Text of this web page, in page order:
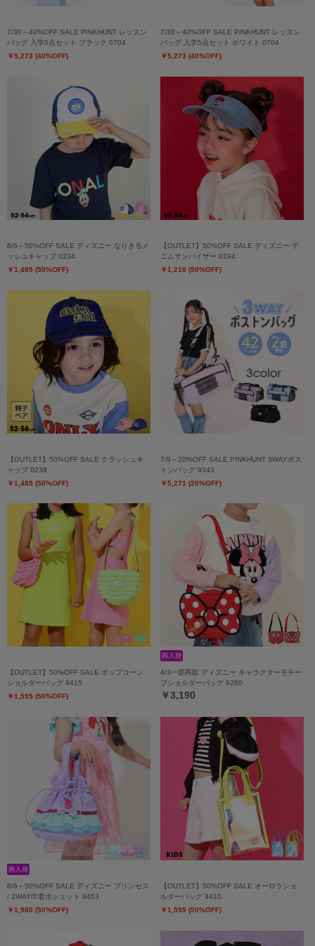
7/30～40%OFF SALE PINKHUNT レッスン
バッグ 入学5点セット ブラック 0704
￥5,273 (40%OFF)
7/30～40%OFF SALE PINKHUNT レッスン
バッグ 入学5点セット ホワイト 0704
￥5,273 (40%OFF)
8/6～50%OFF SALE ディズニー なりきるメ
ッシュキャップ 0234
￥1,485 (50%OFF)
【OUTLET】50%OFF SALE ディズニー デ
ニムサンバイザー 0194
￥1,210 (50%OFF)
【OUTLET】50%OFF SALE クラッシュキ
ャップ 0238
￥1,485 (50%OFF)
7/9～20%OFF SALE PINKHUNT 3WAYボス
トンバッグ 9343
￥5,271 (20%OFF)
【OUTLET】50%OFF SALE ポップコーン
ショルダーバッグ 9415
￥1,595 (50%OFF)
4/3一部再販 ディズニー キャラクターモチー
フショルダーバッグ 9280
￥3,190
8/6～50%OFF SALE ディズニー プリンセス
/ 2WAY巾着ポシェット 9453
￥1,980 (50%OFF)
【OUTLET】50%OFF SALE オーロラショ
ルダーバッグ 9410
￥1,595 (50%OFF)